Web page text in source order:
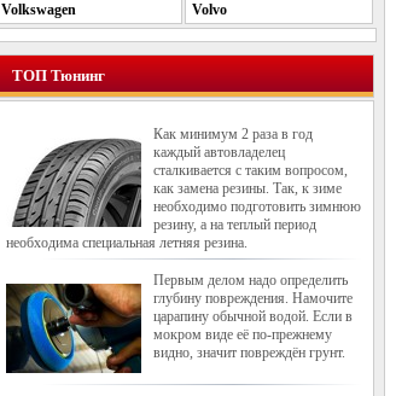
Volkswagen
Volvo
ТОП Тюнинг
Как минимум 2 раза в год
каждый автовладелец
сталкивается с таким вопросом,
как замена резины. Так, к зиме
необходимо подготовить зимнюю
резину, а на теплый период
необходима специальная летняя резина.
Первым делом надо определить
глубину повреждения. Намочите
царапину обычной водой. Если в
мокром виде её по-прежнему
видно, значит повреждён грунт.